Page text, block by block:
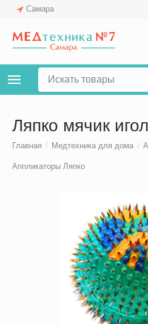
Самара
Ляпко мячик
Главная / Медтехника для дома /
Аппликаторы Ляпко